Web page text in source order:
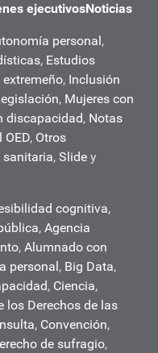
ejecutivosNoticias
personal ,
, Estudios
, Inclusión
, Mujeres con
discapacidad, Notas
OED, Otros
sanitaria, Slide y
cognitiva,
, Agencia
, Alumnado con
personal , Big Data,
, Ciencia,
los Derechos de las
, Convención,
de sufragio,